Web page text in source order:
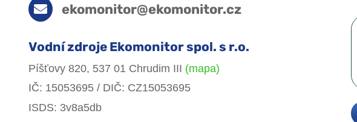
ekomonitor@ekomonitor.cz
Vodní zdroje Ekomonitor spol. s r.o.
Píšťovy 820, 537 01 Chrudim III (mapa)
IČ: 15053695 / DIČ: CZ15053695
ISDS: 3v8a5db